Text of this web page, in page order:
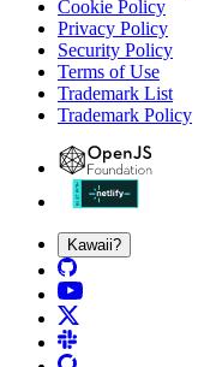
Cookie Policy
Privacy Policy
Security Policy
Terms of Use
Trademark List
Trademark Policy
Kawaii?